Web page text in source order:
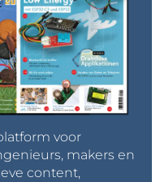
voor
makers en
content,